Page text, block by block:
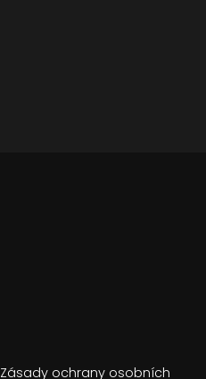
Zásady ochrany osobních